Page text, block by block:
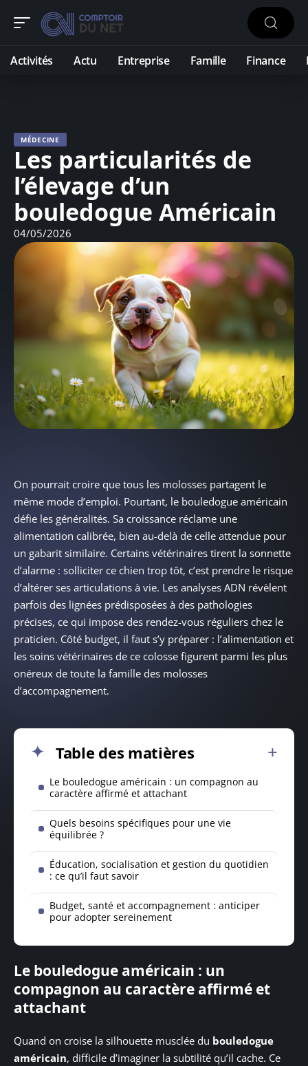
Activités Actu Entreprise Famille Finance
MÉDECINE
Les particularités de
l’élevage d’un
bouledogue Américain
04/05/2026
On pourrait croire que tous les molosses partagent le
même mode d’emploi. Pourtant, le bouledogue américain
défie les généralités. Sa croissance réclame une
alimentation calibrée, bien au-delà de celle attendue pour
un gabarit similaire. Certains vétérinaires tirent la sonnette
d’alarme : solliciter ce chien trop tôt, c’est prendre le risque
d’altérer ses articulations à vie. Les analyses ADN révèlent
parfois des lignées prédisposées à des pathologies
précises, ce qui impose des rendez-vous réguliers chez le
praticien. Côté budget, il faut s’y préparer : l’alimentation et
les soins vétérinaires de ce colosse figurent parmi les plus
onéreux de toute la famille des molosses
d’accompagnement.
Table des matières
Le bouledogue américain : un compagnon au
caractère affirmé et attachant
Quels besoins spécifiques pour une vie
équilibrée ?
Éducation, socialisation et gestion du quotidien
: ce qu’il faut savoir
Budget, santé et accompagnement : anticiper
pour adopter sereinement
Le bouledogue américain : un
compagnon au caractère affirmé et
attachant
Quand on croise la silhouette musclée du bouledogue
américain, difficile d’imaginer la subtilité qu’il cache. Ce